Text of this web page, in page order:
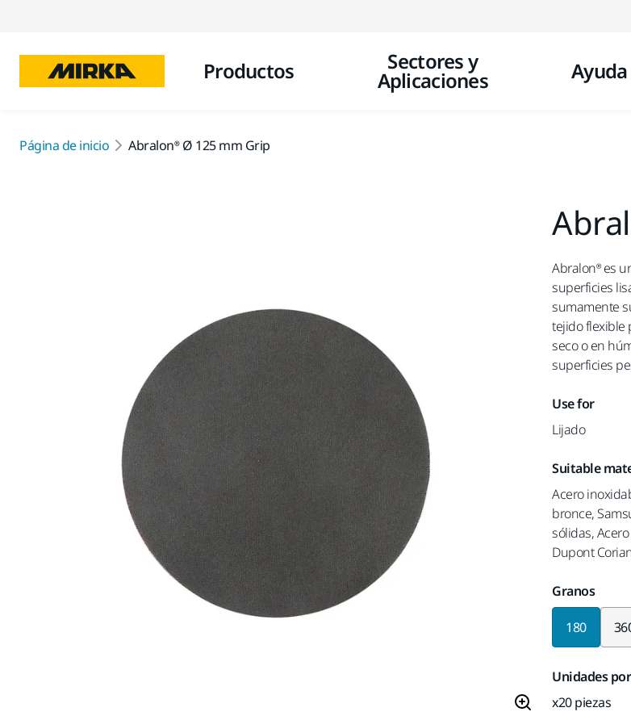
Productos Sectores y
Aplicaciones Ayuda
Página de inicio Abralon® Ø 125 mm Grip
Abralon® es
superficies
sumamente
tejido flexible
seco o en
superficies
Use for
Lijado
Suitable
Acero
bronce,
sólidas,
Dupont
Granos
180
Unidades
x20 piezas